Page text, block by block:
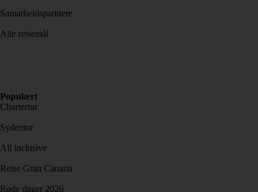
Samarbeidspartnere
Alle reisemål
Populært
Chartertur
Sydentur
All inclusive
Reise Gran Canaria
Røde dager 2026